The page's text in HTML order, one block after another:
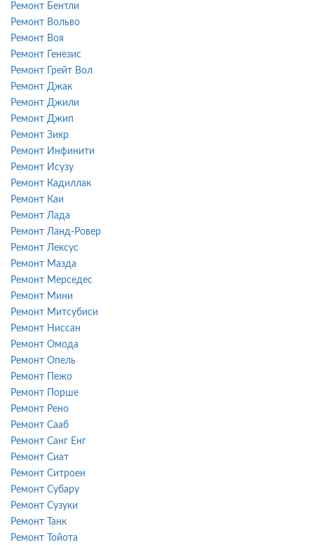
Ремонт Бентли
Ремонт Вольво
Ремонт Воя
Ремонт Генезис
Ремонт Грейт Вол
Ремонт Джак
Ремонт Джили
Ремонт Джип
Ремонт Зикр
Ремонт Инфинити
Ремонт Исузу
Ремонт Кадиллак
Ремонт Каи
Ремонт Лада
Ремонт Ланд-Ровер
Ремонт Лексус
Ремонт Мазда
Ремонт Мерседес
Ремонт Мини
Ремонт Митсубиси
Ремонт Ниссан
Ремонт Омода
Ремонт Опель
Ремонт Пежо
Ремонт Порше
Ремонт Рено
Ремонт Сааб
Ремонт Санг Енг
Ремонт Сиат
Ремонт Ситроен
Ремонт Субару
Ремонт Сузуки
Ремонт Танк
Ремонт Тойота